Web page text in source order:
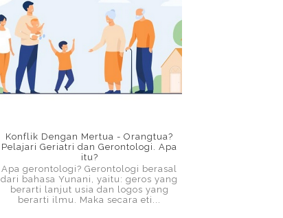
Konflik Dengan Mertua - Orangtua?
Pelajari Geriatri dan Gerontologi. Apa
itu?
Apa gerontologi? Gerontologi berasal
dari bahasa Yunani, yaitu: geros yang
berarti lanjut usia dan logos yang
berarti ilmu. Maka secara eti...